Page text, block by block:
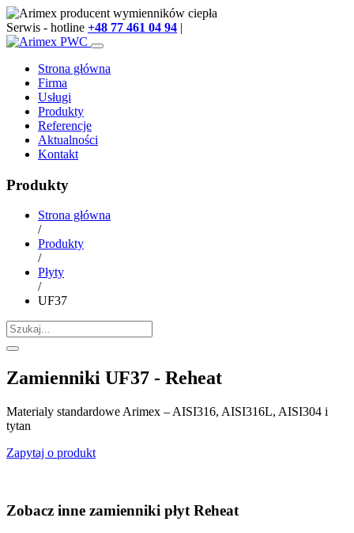
Serwis - hotline +48 77 461 04 94 |
Strona główna
Firma
Usługi
Produkty
Referencje
Aktualności
Kontakt
Produkty
Strona główna
/
Produkty
/
Płyty
/
UF37
Zamienniki UF37 - Reheat
Materialy standardowe Arimex – AISI316, AISI316L, AISI304 i
tytan
Zapytaj o produkt
Zobacz inne zamienniki płyt Reheat